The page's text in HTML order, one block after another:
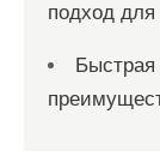
подход для
Быстрая